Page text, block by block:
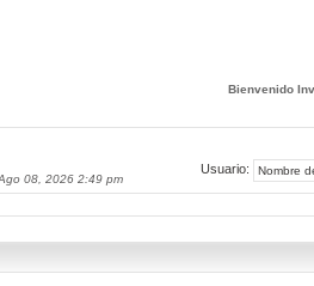
Bienvenido
08, 2026 2:49 pm
Usuario: